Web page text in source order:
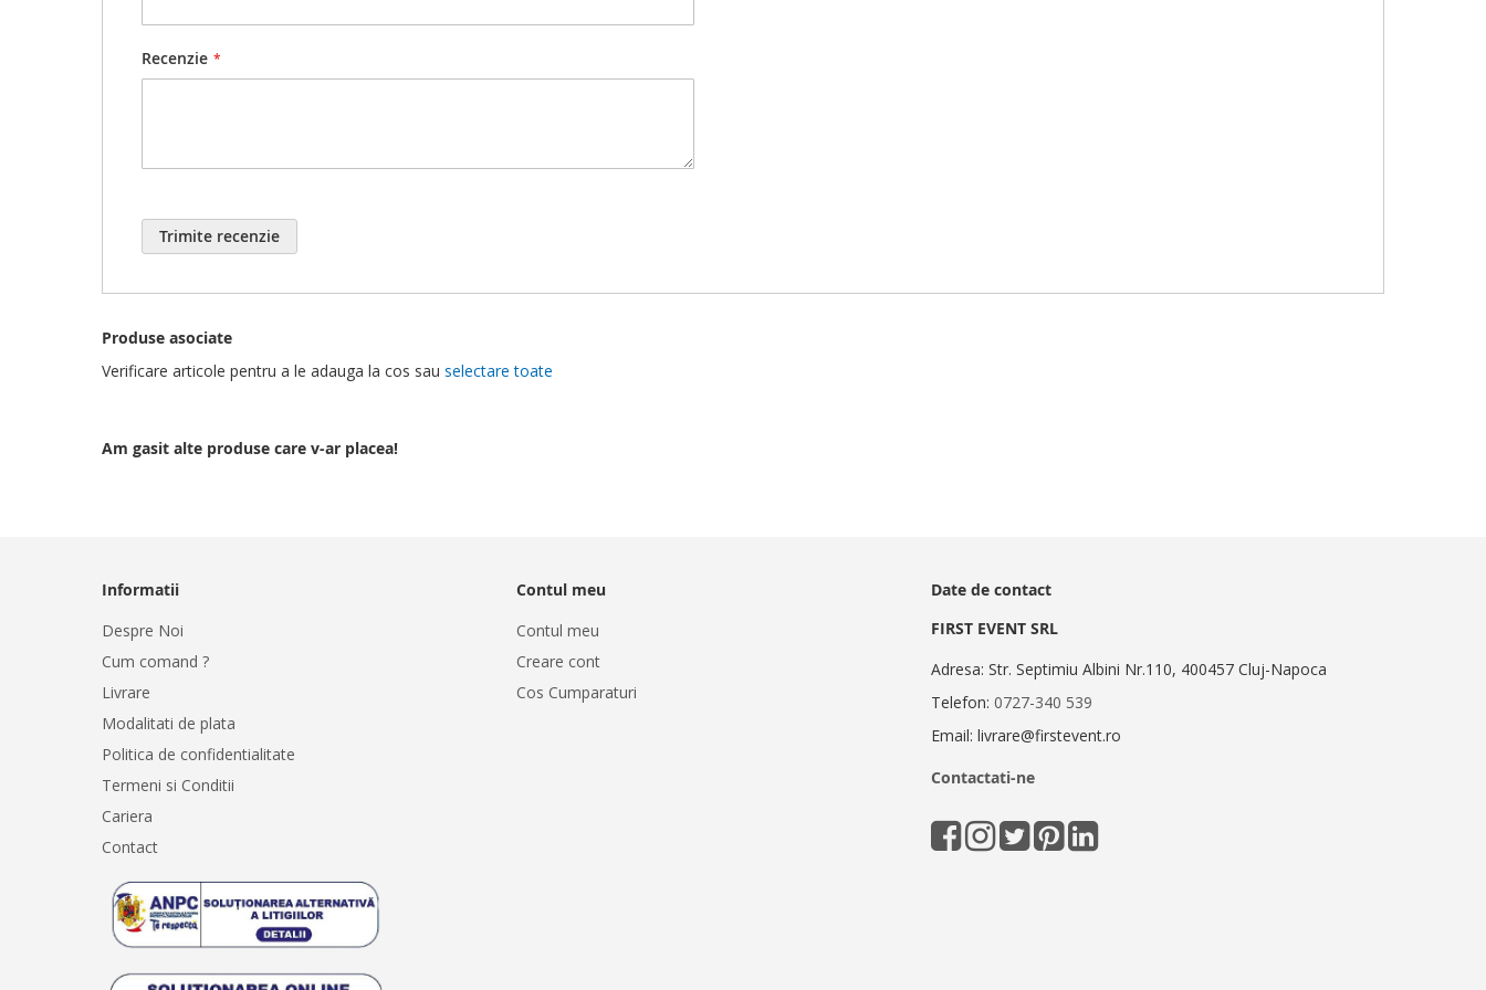
Nu lasati la indemana copiilor!
Produs fragil, pericol de spargere.
Recenzie
Trimite recenzie
Produse asociate
Verificare articole pentru a le adauga la cos sau selectare toate
Am gasit alte produse care v-ar placea!
Informatii
Despre Noi
Cum comand ?
Livrare
Modalitati de plata
Politica de confidentialitate
Termeni si Conditii
Cariera
Contact
Contul meu
Contul meu
Creare cont
Cos Cumparaturi
Date de contact
FIRST EVENT SRL
Adresa: Str. Septimiu Albini Nr.110, 400457 Cluj-Napoca
Telefon:0727-340 539
Email: livrare@firstevent.ro
Contactati-ne